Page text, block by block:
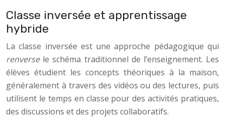
Classe inversée et apprentissage
hybride
La classe inversée est une approche pédagogique qui
renverse le schéma traditionnel de l’enseignement. Les
élèves étudient les concepts théoriques à la maison,
généralement à travers des vidéos ou des lectures, puis
utilisent le temps en classe pour des activités pratiques,
des discussions et des projets collaboratifs.